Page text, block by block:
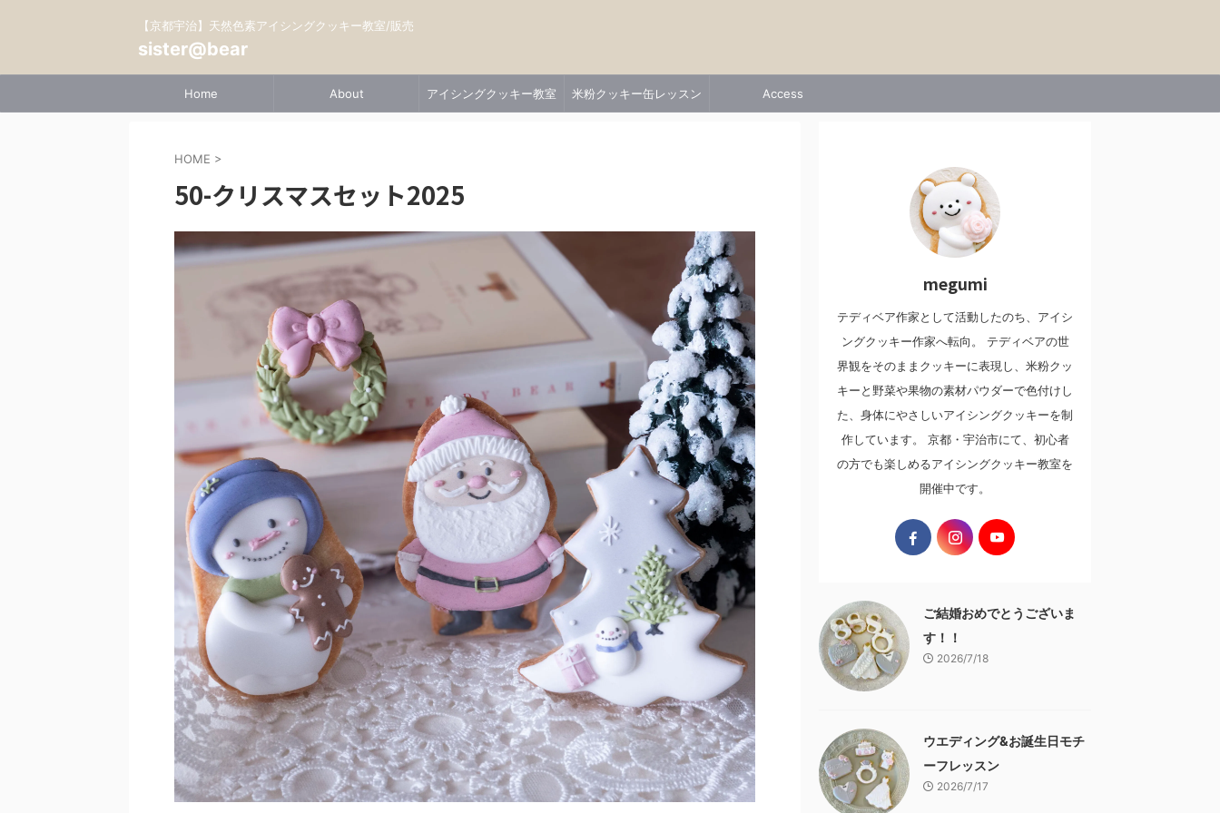
【京都宇治】天然色素アイシングクッキー教室/販売
sister@bear
Home About アイシングクッキー教室 米粉クッキー缶レッスン Access
HOME >
50-クリスマスセット2025
megumi
テディベア作家として活動したのち、アイシ
ングクッキー作家へ転向。 テディベアの世
界観をそのままクッキーに表現し、米粉クッ
キーと野菜や果物の素材パウダーで色付けし
た、身体にやさしいアイシングクッキーを制
作しています。 京都・宇治市にて、初心者
の方でも楽しめるアイシングクッキー教室を
開催中です。
ご結婚おめでとうございま
す！！
2026/7/18
ウエディング&お誕生日モチ
ーフレッスン
2026/7/17